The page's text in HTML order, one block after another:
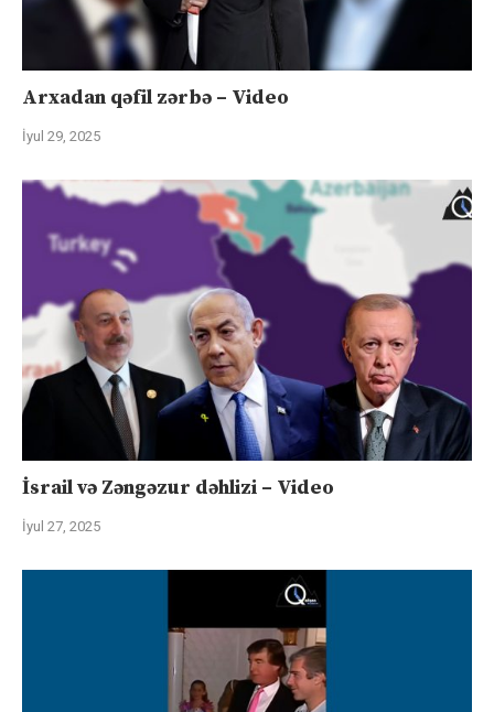
Arxadan qəfil zərbə – Video
İyul 29, 2025
İsrail və Zəngəzur dəhlizi – Video
İyul 27, 2025